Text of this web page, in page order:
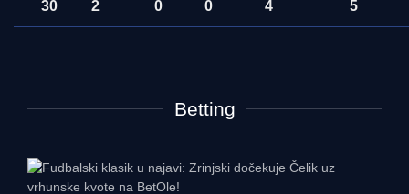
30 2 0 0 4 5
Betting